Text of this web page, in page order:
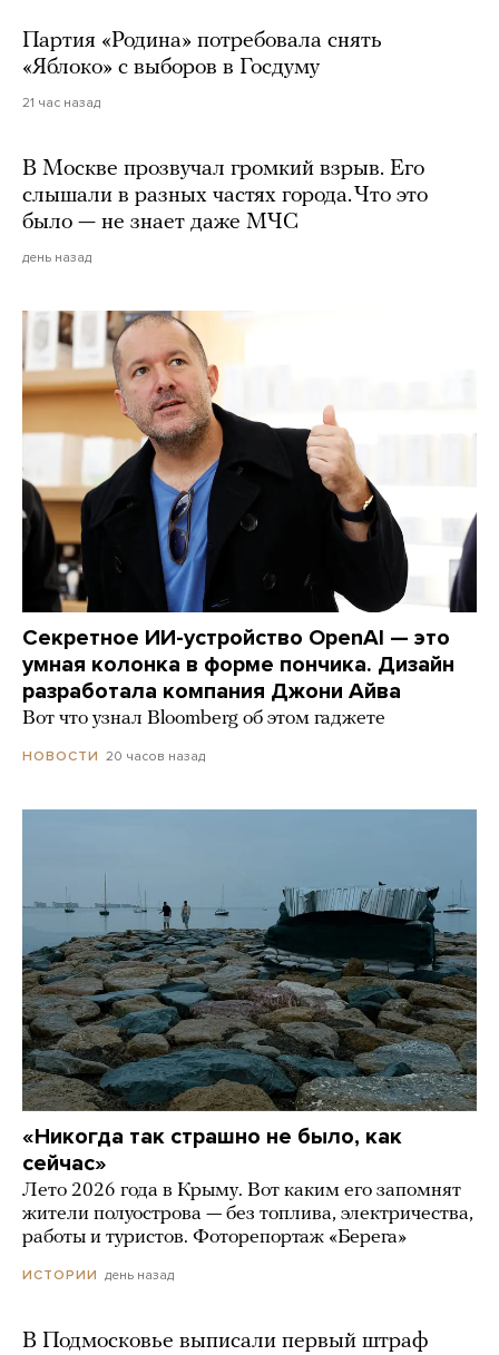
Партия «Родина» потребовала снять
«Яблоко» с выборов в Госдуму
21 час назад
В Москве прозвучал громкий взрыв. Его
слышали в разных частях города. Что это
было — не знает даже МЧС
день назад
Секретное ИИ-устройство OpenAI — это
умная колонка в форме пончика. Дизайн
разработала компания Джони Айва
Вот что узнал Bloomberg об этом гаджете
НОВОСТИ 20 часов назад
«Никогда так страшно не было, как
сейчас»
Лето 2026 года в Крыму. Вот каким его запомнят
жители полуострова — без топлива, электричества,
работы и туристов. Фоторепортаж «Берега»
ИСТОРИИ день назад
В Подмосковье выписали первый штраф